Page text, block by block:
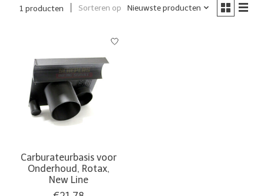
1 producten Sorteren op Nieuwste producten
Carburateurbasis voor
Onderhoud, Rotax,
New Line